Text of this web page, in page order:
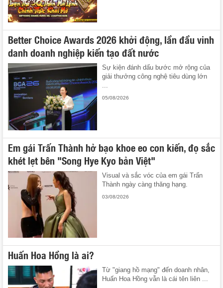
Better Choice Awards 2026 khởi động, lần đầu vinh
danh doanh nghiệp kiến tạo đất nước
Sự kiện đánh dấu bước mở rộng của
giải thưởng công nghệ tiêu dùng lớn
...
05/08/2026
Em gái Trấn Thành hở bạo khoe eo con kiến, đọ sắc
khét lẹt bên "Song Hye Kyo bản Việt"
Visual và sắc vóc của em gái Trấn
Thành ngày càng thăng hạng.
03/08/2026
Huấn Hoa Hồng là ai?
Từ "giang hồ mạng" đến doanh nhân,
Huấn Hoa Hồng vẫn là cái tên liên ...